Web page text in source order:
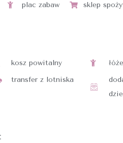
plac zabaw sklep
kosz powitalny
transfer z lotniska